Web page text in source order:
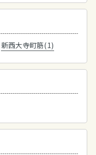
新西大寺町筋(1)